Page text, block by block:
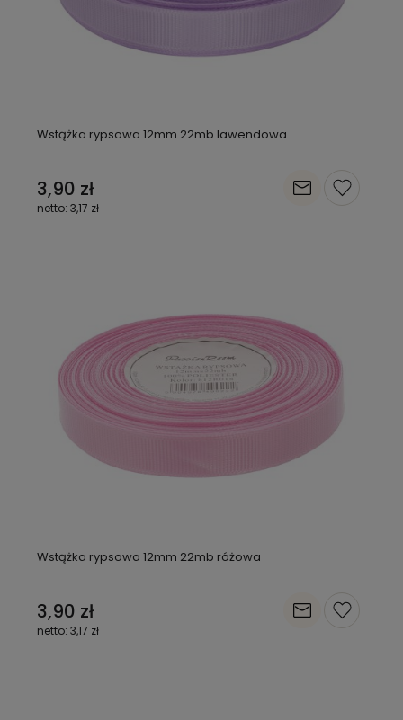
Wstążka rypsowa 12mm 22mb lawendowa
3,90 zł
3,17 zł
Wstążka rypsowa 12mm 22mb różowa
3,90 zł
3,17 zł